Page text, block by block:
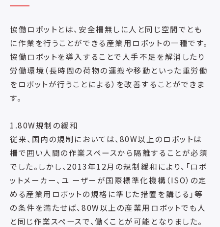
協働ロボットとは、安全柵無しに人と同じ空間でとも
に作業を行うことができる産業用ロボットの一種です。
協働ロボットを導入することで人手不足を解消したり
労働環境（長時間の荷物の運搬や移動といった重労働
をロボットが行うことによる）を改善することができま
す。
1.80W規制の緩和
従来、国内の規制においては、80W以上のロボットは
柵で囲い人間の作業スペースから隔離することが必須
でした。しかし、2013年12月の規制緩和により、「ロボ
ットメーカー、ユ ーザーが国際標準化機構（ISO）の定
める産業用ロボットの規格に準じた措置を講じる」等
の条件を満たせば、80W以上の産業用ロボットでも人
と同じ作業スペースで、働くことが可能となりました。